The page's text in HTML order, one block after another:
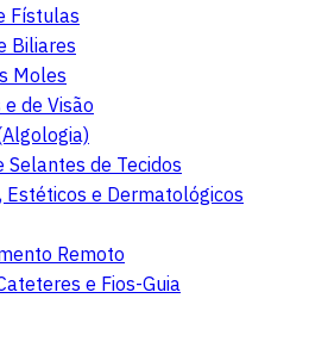
Fístulas
Biliares
Moles
de Visão
de Tecidos
e Dermatológicos
Remoto
e Fios-Guia